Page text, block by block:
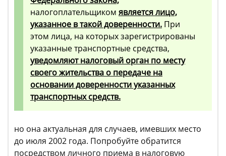
налогоплательщиком является лицо,
указанное в такой доверенности. При
этом лица, на которых зарегистрированы
указанные транспортные средства,
уведомляют налоговый орган по месту
своего жительства о передаче на
основании доверенности указанных
транспортных средств.
но она актуальная для случаев, имевших место
до июля 2002 года. Попробуйте обратится
посредством личного приема в налоговую